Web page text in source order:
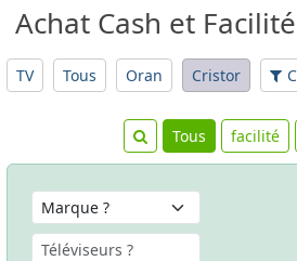
Achat Cash et
TV Tous Oran Cristor
Tous facilité